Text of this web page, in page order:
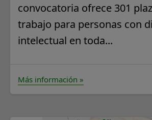
convocatoria ofrece 301
trabajo para personas con
intelectual en toda...
Más información »